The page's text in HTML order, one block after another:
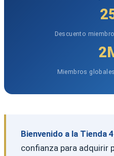
Descuento
Miembros
Bienvenido a la Tienda
confianza para adquirir